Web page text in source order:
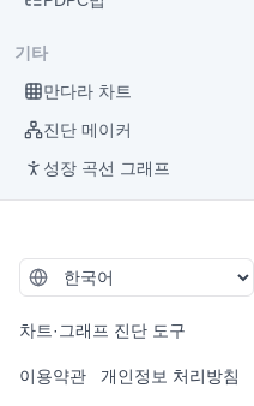
기타
만다라 차트
진단 메이커
성장 곡선 그래프
차트·그래프 진단 도구
이용약관 개인정보 처리방침